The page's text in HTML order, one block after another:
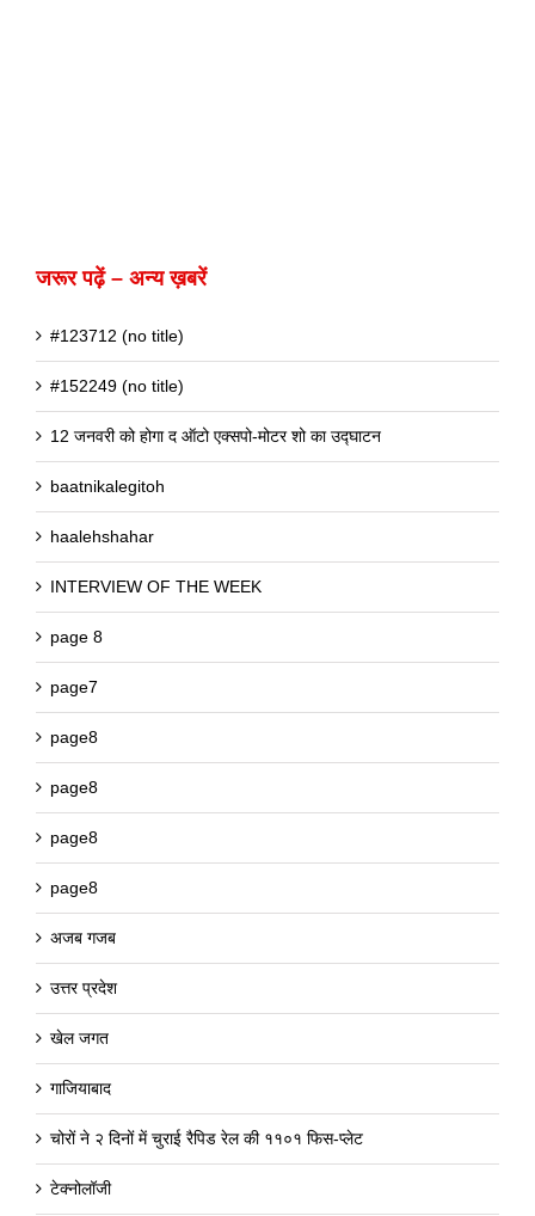
जरूर पढ़ें – अन्य ख़बरें
#123712 (no title)
#152249 (no title)
12 जनवरी को होगा द ऑटो एक्सपो-मोटर शो का उद्घाटन
baatnikalegitoh
haalehshahar
INTERVIEW OF THE WEEK
page 8
page7
page8
page8
page8
page8
अजब गजब
उत्तर प्रदेश
खेल जगत
गाजियाबाद
चोरों ने २ दिनों में चुराई रैपिड रेल की ११०१ फिस-प्लेट
टेक्नोलॉजी